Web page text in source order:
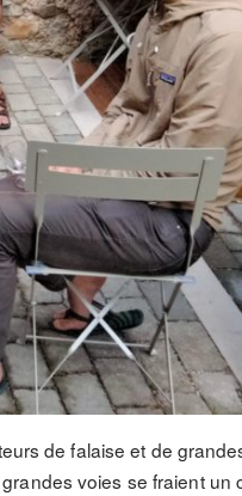
de falaise et de
voies se fraient un